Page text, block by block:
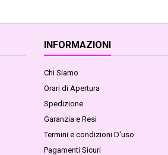
INFORMAZIONI
Chi Siamo
Orari di Apertura
Spedizione
Garanzia e Resi
Termini e condizioni D'uso
Pagamenti Sicuri